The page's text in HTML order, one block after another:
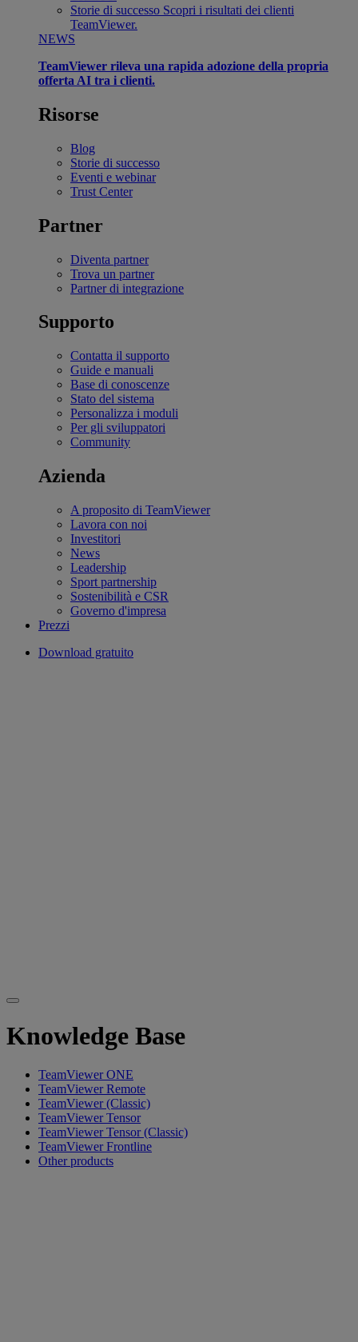
Storie di successo Scopri i risultati dei clienti
TeamViewer.
NEWS
TeamViewer rileva una rapida adozione della propria
offerta AI tra i clienti.
Risorse
Blog
Storie di successo
Eventi e webinar
Trust Center
Partner
Diventa partner
Trova un partner
Partner di integrazione
Supporto
Contatta il supporto
Guide e manuali
Base di conoscenze
Stato del sistema
Personalizza i moduli
Per gli sviluppatori
Community
Azienda
A proposito di TeamViewer
Lavora con noi
Investitori
News
Leadership
Sport partnership
Sostenibilità e CSR
Governo d'impresa
Prezzi
Download gratuito
Knowledge Base
TeamViewer ONE
TeamViewer Remote
TeamViewer (Classic)
TeamViewer Tensor
TeamViewer Tensor (Classic)
TeamViewer Frontline
Other products